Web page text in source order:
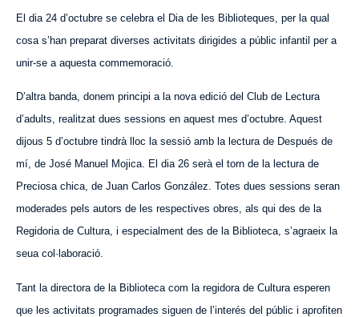
El dia 24 d’octubre se celebra el Dia de les Biblioteques, per la qual
cosa s’han preparat diverses activitats dirigides a públic infantil per a
unir-se a aquesta commemoració.
D’altra banda, donem principi a la nova edició del Club de Lectura
d’adults, realitzat dues sessions en aquest mes d’octubre. Aquest
dijous 5 d’octubre tindrà lloc la sessió amb la lectura de Después de
mí, de José Manuel Mojica. El dia 26 serà el torn de la lectura de
Preciosa chica, de Juan Carlos González. Totes dues sessions seran
moderades pels autors de les respectives obres, als qui des de la
Regidoria de Cultura, i especialment des de la Biblioteca, s’agraeix la
seua col·laboració.
Tant la directora de la Biblioteca com la regidora de Cultura esperen
que les activitats programades siguen de l’interés del públic i aprofiten